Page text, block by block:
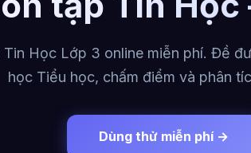
Học Lớp 3 online miễn phí. Đề
học Tiểu học, chấm điểm và phân
Dùng thử miễn phí →